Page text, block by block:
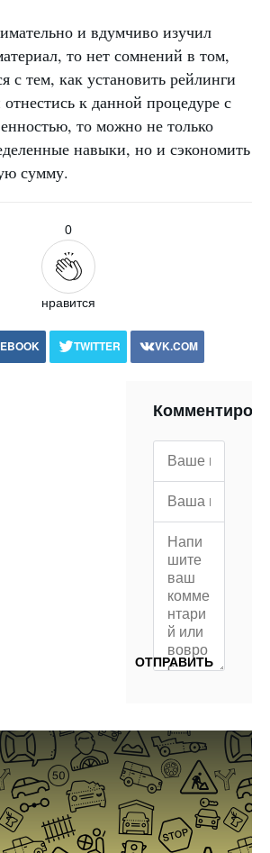
и вдумчиво изучил
то нет сомнений в том,
с тем, как установить рейлинги
к данной процедуре с
то можно не только
навыки, но и сэкономить
сумму.
0
нравится
TWITTER
VK.COM